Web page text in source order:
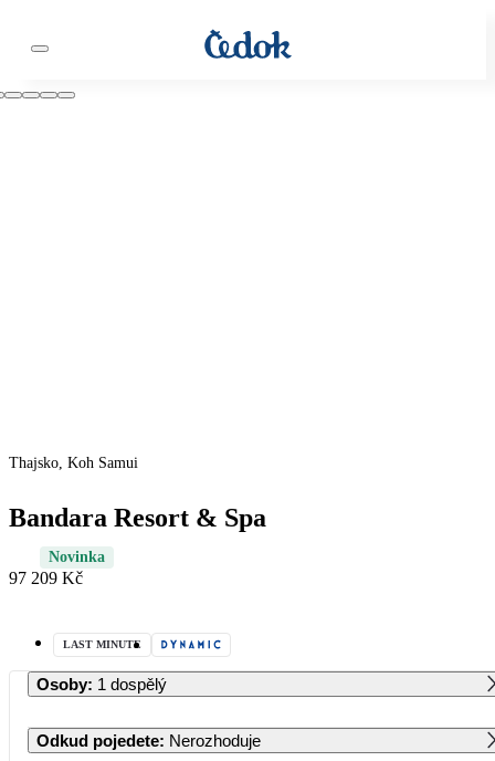
Thajsko, Koh Samui
Bandara Resort & Spa
Novinka
97 209 Kč
LAST MINUTE
Osoby: 1 dospělý
Odkud pojedete: Nerozhoduje